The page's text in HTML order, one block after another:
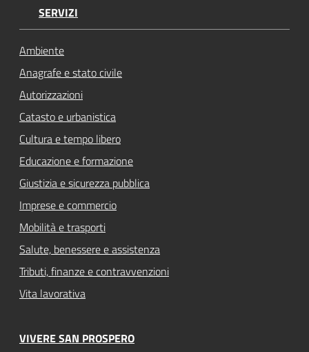
SERVIZI
Ambiente
Anagrafe e stato civile
Autorizzazioni
Catasto e urbanistica
Cultura e tempo libero
Educazione e formazione
Giustizia e sicurezza pubblica
Imprese e commercio
Mobilità e trasporti
Salute, benessere e assistenza
Tributi, finanze e contravvenzioni
Vita lavorativa
VIVERE SAN PROSPERO